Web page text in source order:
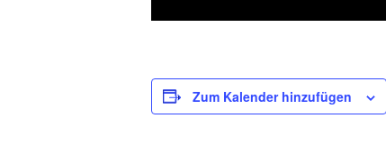
Zum Kalender hinzufügen